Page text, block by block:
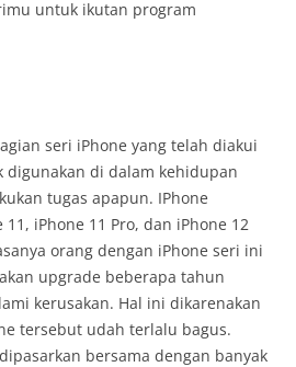
untuk ikutan program
seri iPhone yang telah diakui
di dalam kehidupan
tugas apapun. IPhone
iPhone 11 Pro, dan iPhone 12
orang dengan iPhone seri ini
upgrade beberapa tahun
kerusakan. Hal ini dikarenakan
tersebut udah terlalu bagus.
bersama dengan banyak